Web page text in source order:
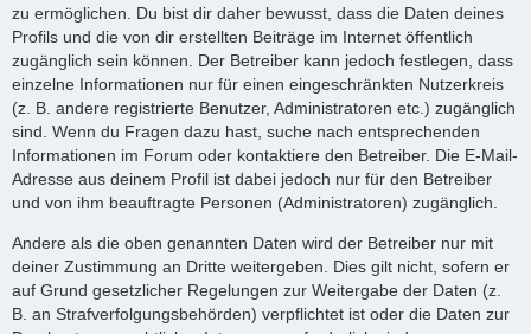
zu ermöglichen. Du bist dir daher bewusst, dass die Daten deines
Profils und die von dir erstellten Beiträge im Internet öffentlich
zugänglich sein können. Der Betreiber kann jedoch festlegen, dass
einzelne Informationen nur für einen eingeschränkten Nutzerkreis
(z. B. andere registrierte Benutzer, Administratoren etc.) zugänglich
sind. Wenn du Fragen dazu hast, suche nach entsprechenden
Informationen im Forum oder kontaktiere den Betreiber. Die E-Mail-
Adresse aus deinem Profil ist dabei jedoch nur für den Betreiber
und von ihm beauftragte Personen (Administratoren) zugänglich.
Andere als die oben genannten Daten wird der Betreiber nur mit
deiner Zustimmung an Dritte weitergeben. Dies gilt nicht, sofern er
auf Grund gesetzlicher Regelungen zur Weitergabe der Daten (z.
B. an Strafverfolgungsbehörden) verpflichtet ist oder die Daten zur